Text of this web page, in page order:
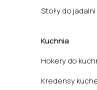
Stoły do jadalni
Kuchnia
Hokery do
Kredensy